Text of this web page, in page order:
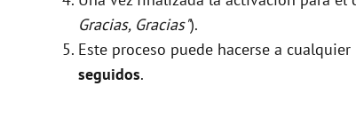
Gracias, Gracias").
Este proceso puede hacerse a
seguidos.